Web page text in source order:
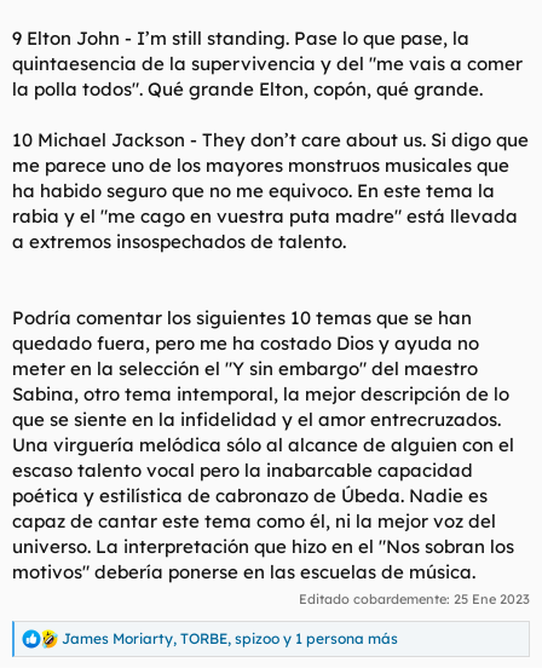
9 Elton John - I’m still standing. Pase lo que pase, la
quintaesencia de la supervivencia y del "me vais a comer
la polla todos". Qué grande Elton, copón, qué grande.
10 Michael Jackson - They don’t care about us. Si digo que
me parece uno de los mayores monstruos musicales que
ha habido seguro que no me equivoco. En este tema la
rabia y el "me cago en vuestra puta madre" está llevada
a extremos insospechados de talento.
Podría comentar los siguientes 10 temas que se han
quedado fuera, pero me ha costado Dios y ayuda no
meter en la selección el "Y sin embargo" del maestro
Sabina, otro tema intemporal, la mejor descripción de lo
que se siente en la infidelidad y el amor entrecruzados.
Una virguería melódica sólo al alcance de alguien con el
escaso talento vocal pero la inabarcable capacidad
poética y estilística de cabronazo de Úbeda. Nadie es
capaz de cantar este tema como él, ni la mejor voz del
universo. La interpretación que hizo en el "Nos sobran los
motivos" debería ponerse en las escuelas de música.
Editado cobardemente: 25 Ene 2023
R
James Moriarty, TORBE, spizoo y 1 persona más